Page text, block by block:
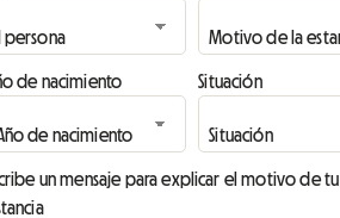
de nacimiento Situación
un mensaje para explicar el motivo de tu